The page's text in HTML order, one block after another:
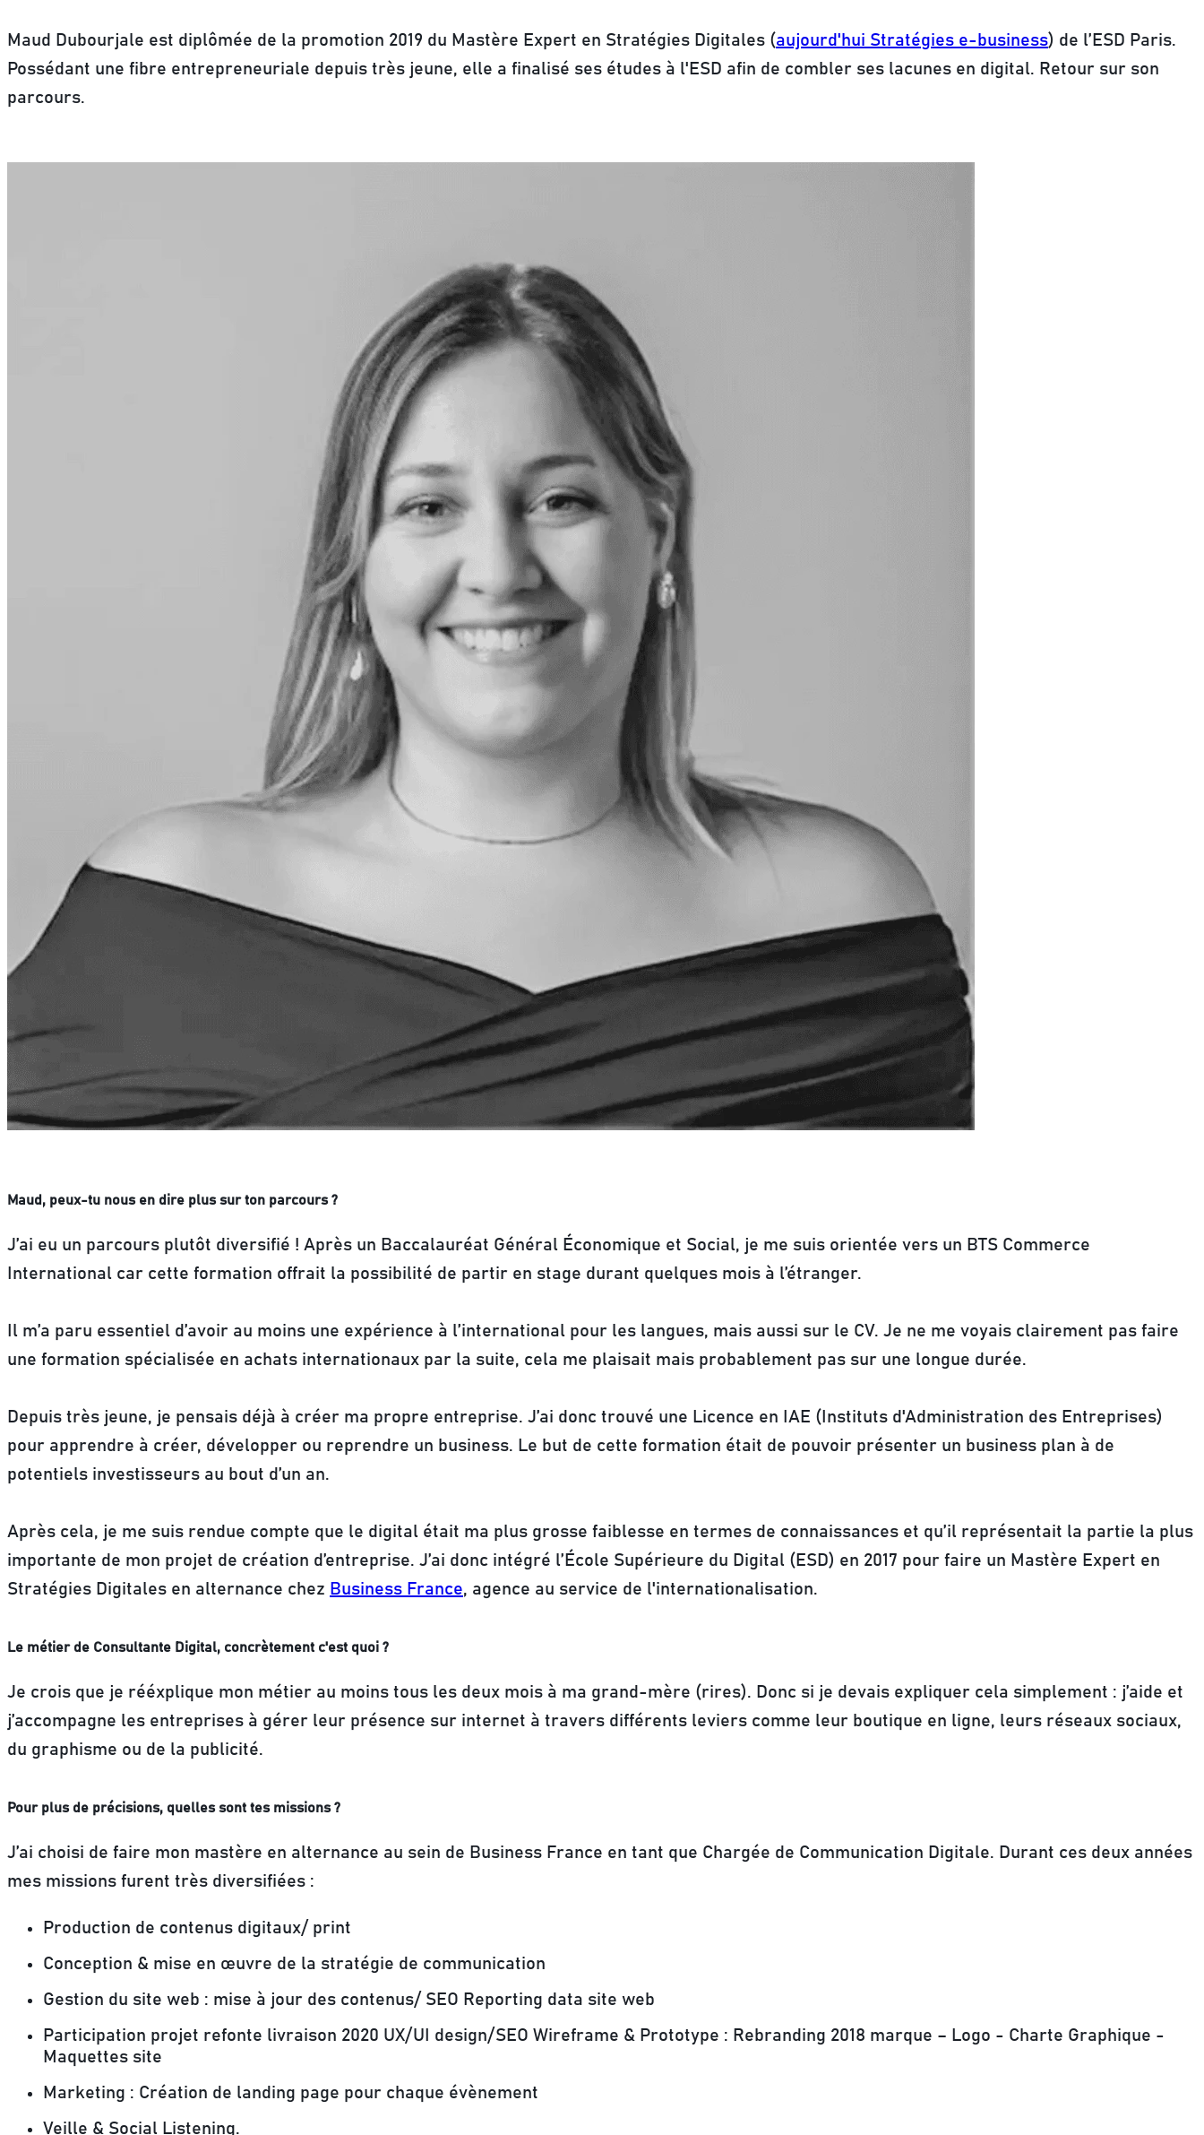
Maud Dubourjale est diplômée de la promotion 2019 du Mastère Expert en Stratégies Digitales (aujourd'hui Stratégies e-business) de l’ESD Paris.
Possédant une fibre entrepreneuriale depuis très jeune, elle a finalisé ses études à l'ESD afin de combler ses lacunes en digital. Retour sur son
parcours.
Maud, peux-tu nous en dire plus sur ton parcours ?
J’ai eu un parcours plutôt diversifié ! Après un Baccalauréat Général Économique et Social, je me suis orientée vers un BTS Commerce
International car cette formation offrait la possibilité de partir en stage durant quelques mois à l’étranger.
Il m’a paru essentiel d’avoir au moins une expérience à l’international pour les langues, mais aussi sur le CV. Je ne me voyais clairement pas faire
une formation spécialisée en achats internationaux par la suite, cela me plaisait mais probablement pas sur une longue durée.
Depuis très jeune, je pensais déjà à créer ma propre entreprise. J’ai donc trouvé une Licence en IAE (Instituts d'Administration des Entreprises)
pour apprendre à créer, développer ou reprendre un business. Le but de cette formation était de pouvoir présenter un business plan à de
potentiels investisseurs au bout d’un an.
Après cela, je me suis rendue compte que le digital était ma plus grosse faiblesse en termes de connaissances et qu’il représentait la partie la plus
importante de mon projet de création d’entreprise. J’ai donc intégré l’École Supérieure du Digital (ESD) en 2017 pour faire un Mastère Expert en
Stratégies Digitales en alternance chez Business France, agence au service de l'internationalisation.
Le métier de Consultante Digital, concrètement c'est quoi ?
Je crois que je rééxplique mon métier au moins tous les deux mois à ma grand-mère (rires). Donc si je devais expliquer cela simplement : j’aide et
j’accompagne les entreprises à gérer leur présence sur internet à travers différents leviers comme leur boutique en ligne, leurs réseaux sociaux,
du graphisme ou de la publicité.
Pour plus de précisions, quelles sont tes missions ?
J’ai choisi de faire mon mastère en alternance au sein de Business France en tant que Chargée de Communication Digitale. Durant ces deux années
mes missions furent très diversifiées :
Production de contenus digitaux/ print
Conception & mise en œuvre de la stratégie de communication
Gestion du site web : mise à jour des contenus/ SEO Reporting data site web
Participation projet refonte livraison 2020 UX/UI design/SEO Wireframe & Prototype : Rebranding 2018 marque – Logo - Charte Graphique -
Maquettes site
Marketing : Création de landing page pour chaque évènement
Veille & Social Listening.